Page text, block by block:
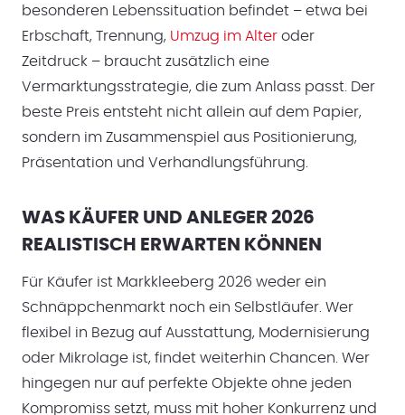
besonderen Lebenssituation befindet – etwa bei
Erbschaft, Trennung, Umzug im Alter oder
Zeitdruck – braucht zusätzlich eine
Vermarktungsstrategie, die zum Anlass passt. Der
beste Preis entsteht nicht allein auf dem Papier,
sondern im Zusammenspiel aus Positionierung,
Präsentation und Verhandlungsführung.
WAS KÄUFER UND ANLEGER 2026
REALISTISCH ERWARTEN KÖNNEN
Für Käufer ist Markkleeberg 2026 weder ein
Schnäppchenmarkt noch ein Selbstläufer. Wer
flexibel in Bezug auf Ausstattung, Modernisierung
oder Mikrolage ist, findet weiterhin Chancen. Wer
hingegen nur auf perfekte Objekte ohne jeden
Kompromiss setzt, muss mit hoher Konkurrenz und